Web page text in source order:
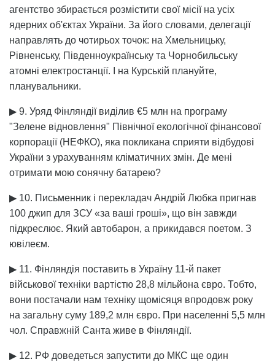
агентство збирається розмістити свої місії на усіх
ядерних об'єктах України. За його словами, делегації
направлять до чотирьох точок: на Хмельницьку,
Рівненську, Південноукраїнську та Чорнобильську
атомні електростанції. І на Курській плануйте,
планувальники.
▶ 9. Уряд Фінляндії виділив €5 млн на програму
"Зелене відновлення" Північної екологічної фінансової
корпорації (НЕФКО), яка покликана сприяти відбудові
України з урахуванням кліматичних змін. Де мені
отримати мою сонячну батарею?
▶ 10. Письменник і перекладач Андрій Любка пригнав
100 джип для ЗСУ «за ваші гроші», що він завжди
підкреслює. Який автобарон, а прикидався поетом. З
ювілеєм.
▶ 11. Фінляндія поставить в Україну 11-й пакет
військової техніки вартістю 28,8 мільйона євро. Тобто,
вони постачали нам техніку щомісяця впродовж року
на загальну суму 189,2 млн євро. При населенні 5,5 млн
чол. Справжній Санта живе в Фінляндії.
▶ 12. РФ доведеться запустити до МКС ще один